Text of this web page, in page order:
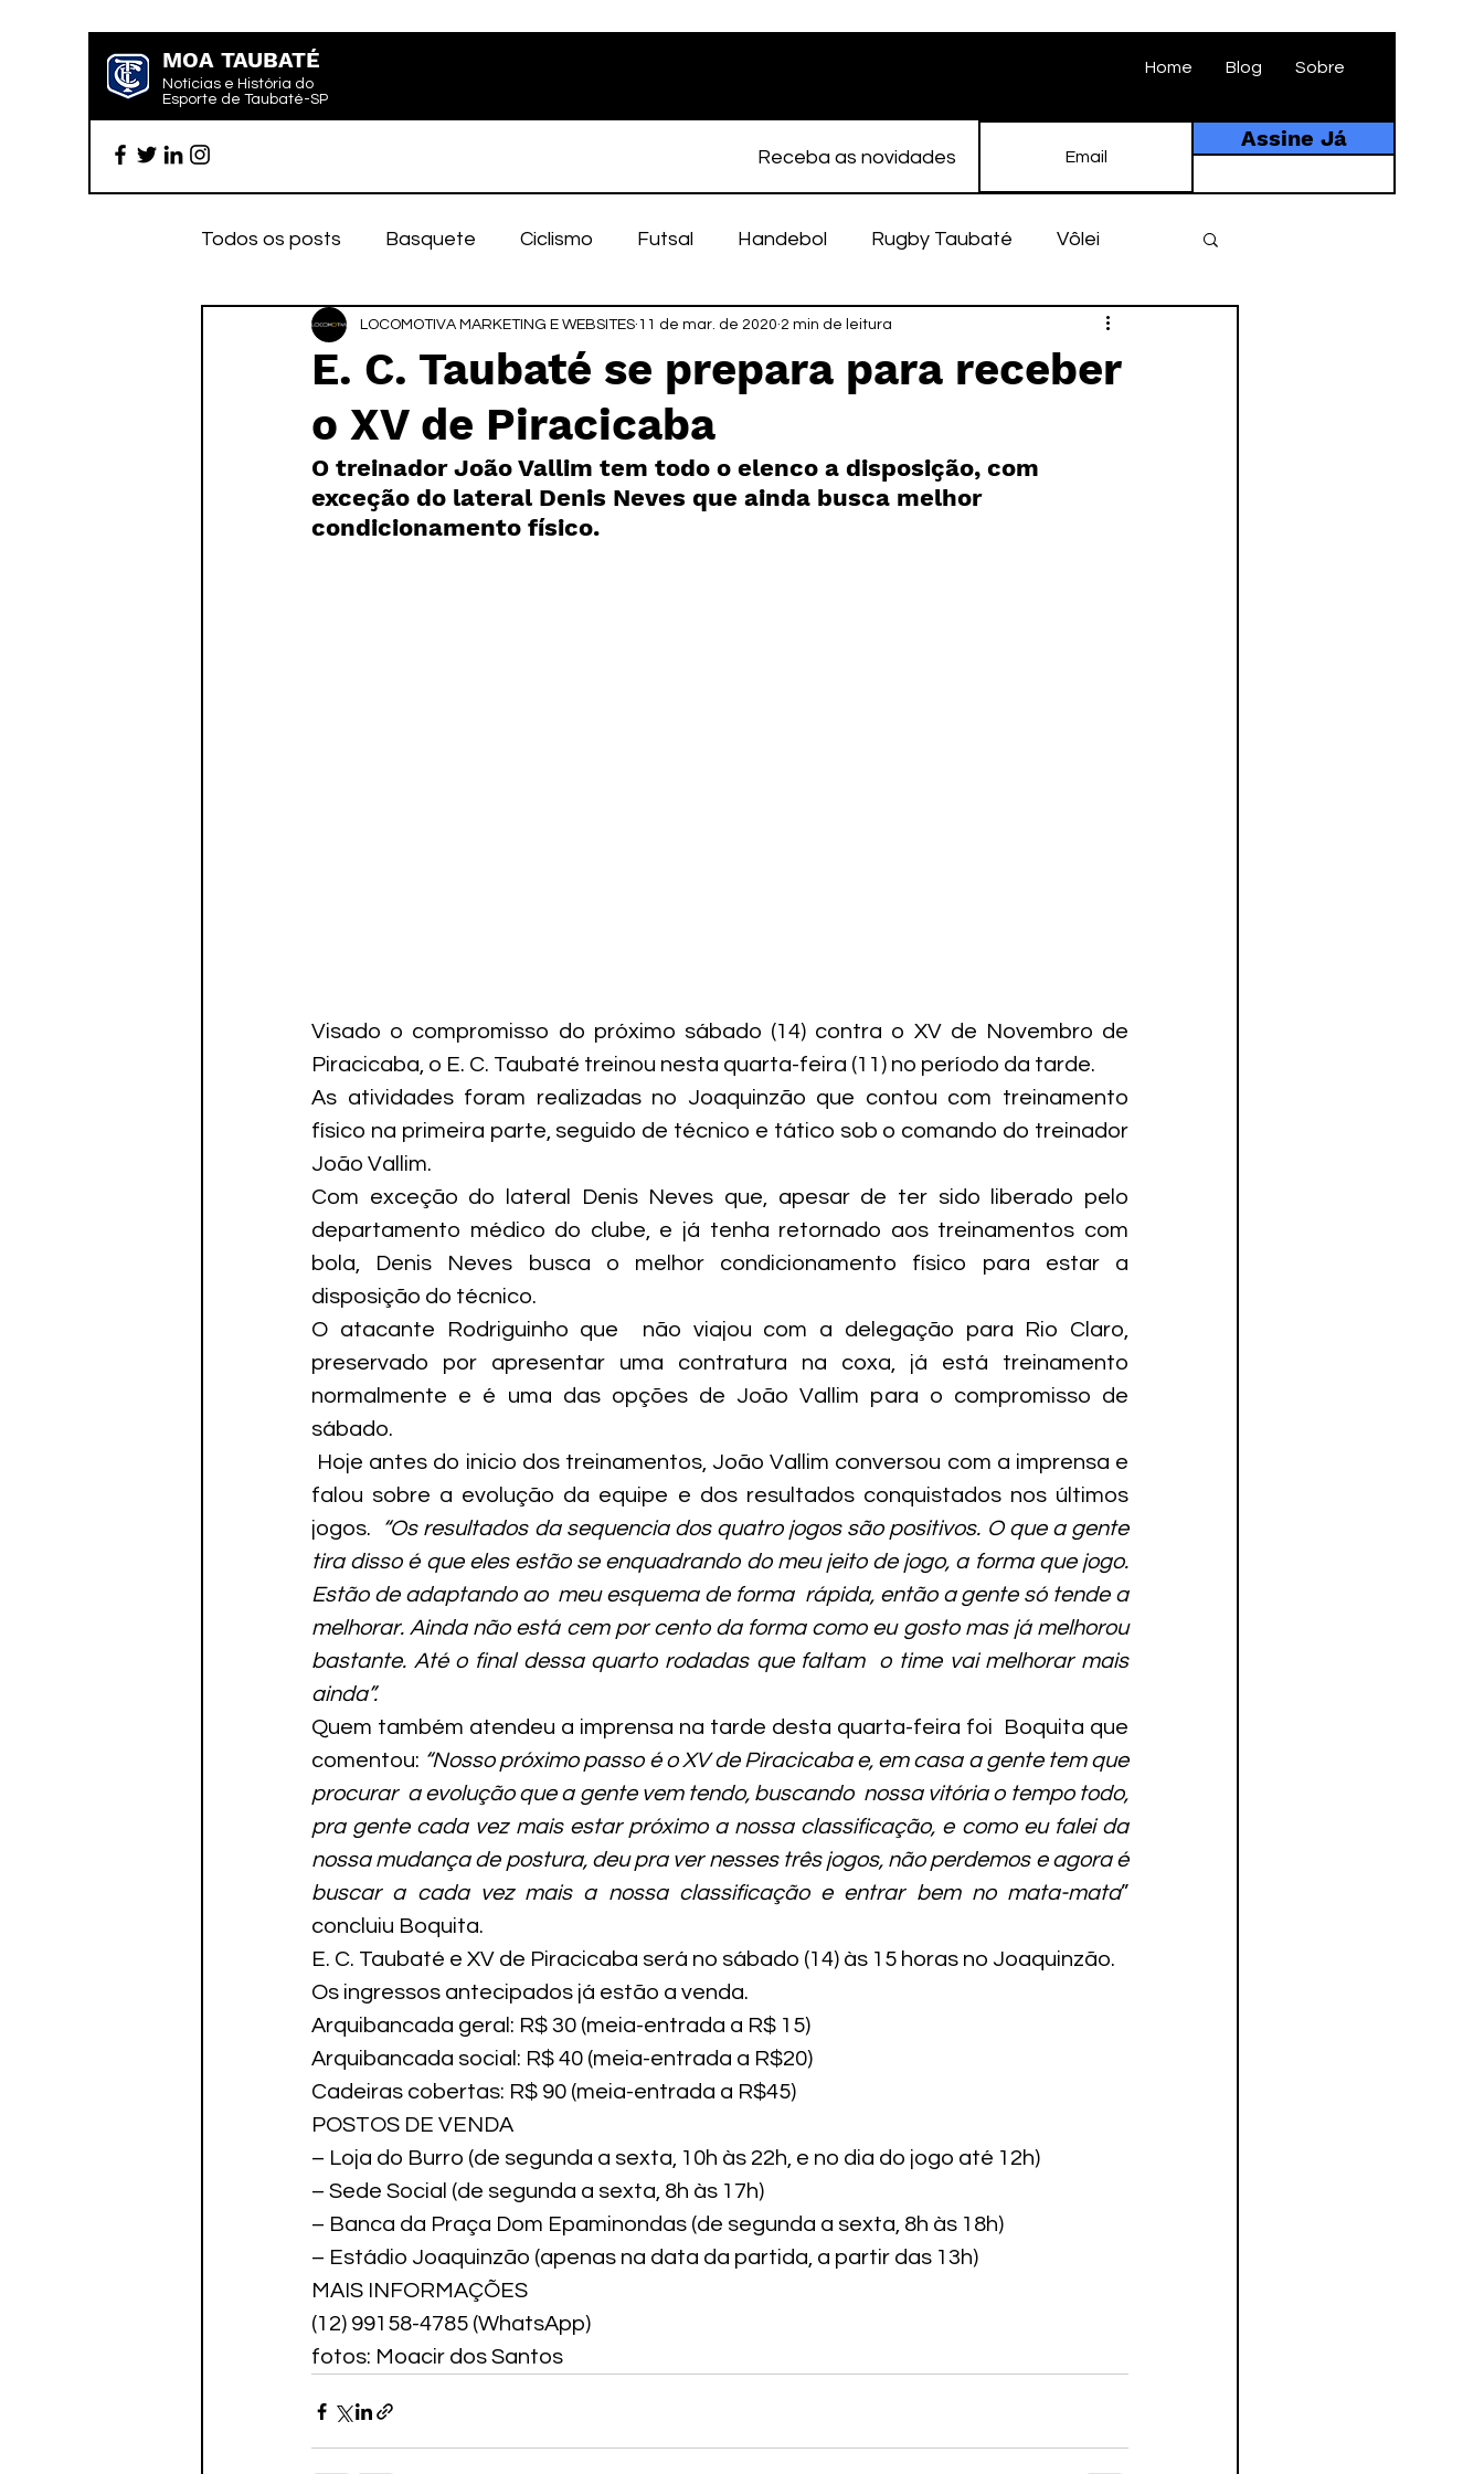
MOA TAUBATÉ
Notícias e História do
Esporte de Taubaté-SP
Home Blog Sobre
Receba as novidades
Assine Já
Todos os posts Basquete Ciclismo Futsal Handebol Rugby Taubaté Vôlei
Futebol profissional Esporte Feminino Atletismo EC Taubaté História
Categoria de base Paralímpico Taubaté Fut7
Paratletismo
E. C. Taubaté se prepara para receber
o XV de Piracicaba
LOCOMOTIVA MARKETING E WEBSITES 11 de mar. de 2020 2 min de leitura
O treinador João Vallim tem todo o elenco a disposição, com
exceção do lateral Denis Neves que ainda busca melhor
condicionamento físico.
Visado o compromisso do próximo sábado (14) contra o XV de Novembro de
Piracicaba, o E. C. Taubaté treinou nesta quarta-feira (11) no período da tarde.
As atividades foram realizadas no Joaquinzão que contou com treinamento
físico na primeira parte, seguido de técnico e tático sob o comando do treinador
João Vallim.
Com exceção do lateral Denis Neves que, apesar de ter sido liberado pelo
departamento médico do clube, e já tenha retornado aos treinamentos com
bola, Denis Neves busca o melhor condicionamento físico para estar a
disposição do técnico.
O atacante Rodriguinho que  não viajou com a delegação para Rio Claro,
preservado por apresentar uma contratura na coxa, já está treinamento
normalmente e é uma das opções de João Vallim para o compromisso de
sábado.
Hoje antes do inicio dos treinamentos, João Vallim conversou com a imprensa e
falou sobre a evolução da equipe e dos resultados conquistados nos últimos
jogos.
“Os resultados da sequencia dos quatro jogos são positivos. O que a gente
tira disso é que eles estão se enquadrando do meu jeito de jogo, a forma que jogo.
Estão de adaptando ao  meu esquema de forma  rápida, então a gente só tende a
melhorar. Ainda não está cem por cento da forma como eu gosto mas já melhorou
bastante. Até o final dessa quarto rodadas que faltam  o time vai melhorar mais
ainda”.
Quem também atendeu a imprensa na tarde desta quarta-feira foi  Boquita que
comentou: “Nosso próximo passo é o XV de Piracicaba e, em casa a gente tem que
procurar  a evolução que a gente vem tendo, buscando  nossa vitória o tempo todo,
pra gente cada vez mais estar próximo a nossa classificação, e como eu falei da
nossa mudança de postura, deu pra ver nesses três jogos, não perdemos e agora é
buscar a cada vez mais a nossa classificação e entrar bem no mata-mata”
concluiu Boquita.
E. C. Taubaté e XV de Piracicaba será no sábado (14) às 15 horas no Joaquinzão.
Os ingressos antecipados já estão a venda.
Arquibancada geral: R$ 30 (meia-entrada a R$ 15)
Arquibancada social: R$ 40 (meia-entrada a R$20)
Cadeiras cobertas: R$ 90 (meia-entrada a R$45)
POSTOS DE VENDA
– Loja do Burro (de segunda a sexta, 10h às 22h, e no dia do jogo até 12h)
– Sede Social (de segunda a sexta, 8h às 17h)
– Banca da Praça Dom Epaminondas (de segunda a sexta, 8h às 18h)
– Estádio Joaquinzão (apenas na data da partida, a partir das 13h)
MAIS INFORMAÇÕES
(12) 99158-4785 (WhatsApp)
fotos: Moacir dos Santos